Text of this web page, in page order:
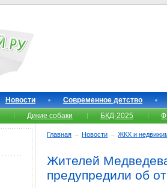
Новости
Современное детство
Дикие собаки БКД-2025
Главная → Новости → ЖКХ и
Жителей
предупредили об